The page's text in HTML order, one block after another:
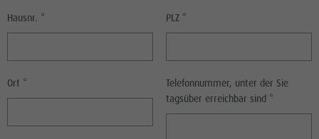
Hausnr. * PLZ *
Ort *
Telefonnummer, unter der Sie
tagsüber erreichbar sind *